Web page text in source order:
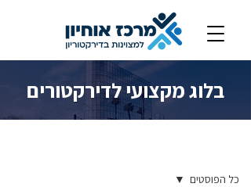
בלוג מקצועי לדירקטורים
כל הפוסטים